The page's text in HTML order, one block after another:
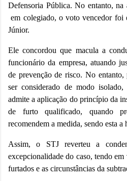
Defensoria Pública. No entanto, na
em colegiado, o voto vencedor foi
Júnior.
Ele concordou que macula a
funcionário da empresa, atuando
de prevençãode risco. No entanto,
ser considerado de modo
admite a aplicação do princípio da
de furto qualificado, quando
recomendem a medida, sendo esta a
Assim, o STJ reverteu a
excepcionalidade do caso, tendo
furtados e as circunstâncias da